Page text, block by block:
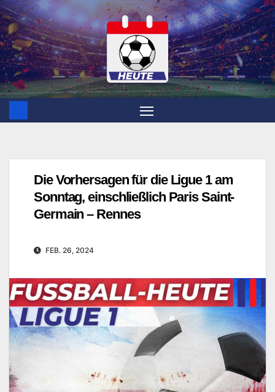
Zum
Inhalt
springen
Die Vorhersagen für die Ligue 1 am
Sonntag, einschließlich Paris Saint-
Germain – Rennes
FEB. 26, 2024